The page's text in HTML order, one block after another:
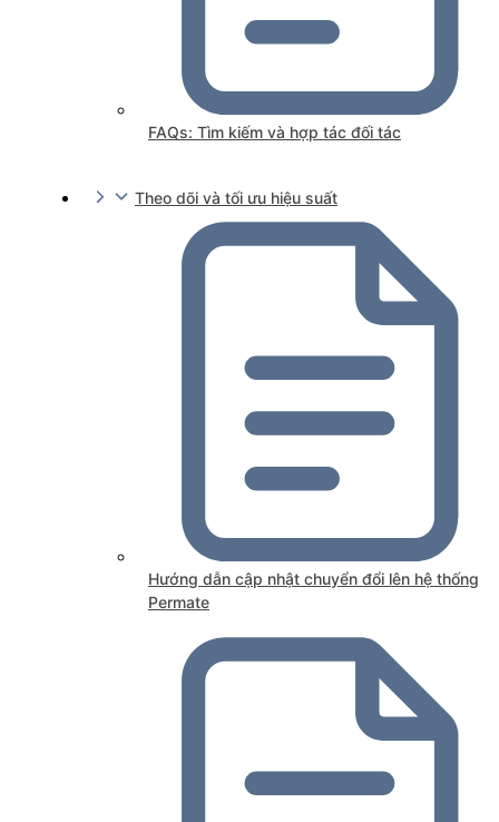
FAQs: Tìm kiếm và hợp tác đối tác
Theo dõi và tối ưu hiệu suất
Hướng dẫn cập nhật chuyển đổi lên hệ thống
Permate